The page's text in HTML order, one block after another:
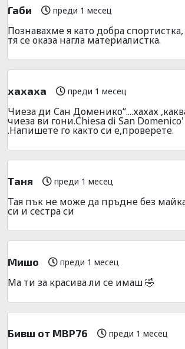
Габи преди 1 месец
Познавахме я като добра спортистка,
тя се оказа нагла материалистка.
хахаха преди 1 месец
Чиеза ди Сан Доменико“....хахах
чиеза ви гони.Chiesa di San Domenico'
.Напишете го както си е,проверете.
Таня преди 1 месец
Тая пък не може да пръдне без
си и сестра си
Мишо преди 1 месец
Ма ти за красива ли се имаш 🤣
Бивш от МВР76 преди 1 месец